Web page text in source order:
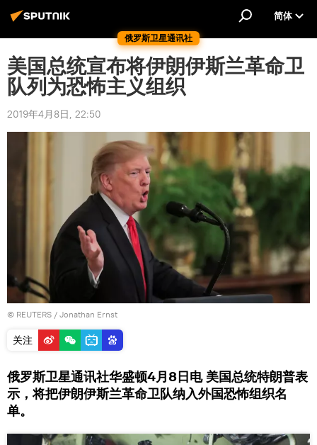
俄罗斯卫星通讯社
简体
美国总统宣布将伊朗伊斯兰革命卫
队列为恐怖主义组织
2019年4月8日, 22:50
© REUTERS / Jonathan Ernst
关注
俄罗斯卫星通讯社华盛顿4月8日电 美国总统特朗普表
示，将把伊朗伊斯兰革命卫队纳入外国恐怖组织名
单。